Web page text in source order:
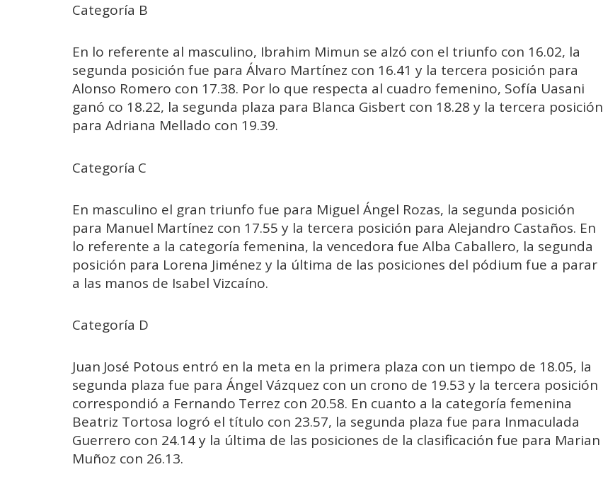
Categoría B
En lo referente al masculino, Ibrahim Mimun se alzó con el triunfo con 16.02, la
segunda posición fue para Álvaro Martínez con 16.41 y la tercera posición para
Alonso Romero con 17.38. Por lo que respecta al cuadro femenino, Sofía Uasani
ganó co 18.22, la segunda plaza para Blanca Gisbert con 18.28 y la tercera posición
para Adriana Mellado con 19.39.
Categoría C
En masculino el gran triunfo fue para Miguel Ángel Rozas, la segunda posición
para Manuel Martínez con 17.55 y la tercera posición para Alejandro Castaños. En
lo referente a la categoría femenina, la vencedora fue Alba Caballero, la segunda
posición para Lorena Jiménez y la última de las posiciones del pódium fue a parar
a las manos de Isabel Vizcaíno.
Categoría D
Juan José Potous entró en la meta en la primera plaza con un tiempo de 18.05, la
segunda plaza fue para Ángel Vázquez con un crono de 19.53 y la tercera posición
correspondió a Fernando Terrez con 20.58. En cuanto a la categoría femenina
Beatriz Tortosa logró el título con 23.57, la segunda plaza fue para Inmaculada
Guerrero con 24.14 y la última de las posiciones de la clasificación fue para Marian
Muñoz con 26.13.